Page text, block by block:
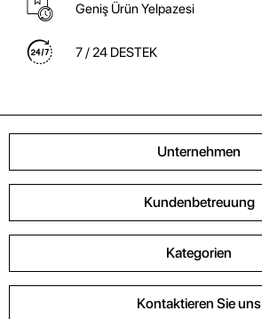
Geniş Ürün Yelpazesi
7 / 24 DESTEK
Unternehmen
Kundenbetreuung
Kategorien
Kontaktieren Sie uns